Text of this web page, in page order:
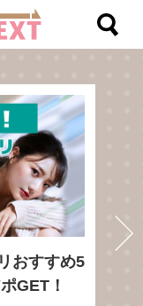
おすすめ5
GET！